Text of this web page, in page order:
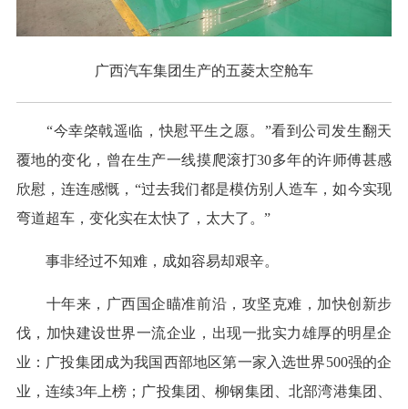
广西汽车集团生产的五菱太空舱车
“今幸棨戟遥临，快慰平生之愿。”看到公司发生翻天
覆地的变化，曾在生产一线摸爬滚打30多年的许师傅甚感
欣慰，连连感慨，“过去我们都是模仿别人造车，如今实现
弯道超车，变化实在太快了，太大了。”
事非经过不知难，成如容易却艰辛。
十年来，广西国企瞄准前沿，攻坚克难，加快创新步
伐，加快建设世界一流企业，出现一批实力雄厚的明星企
业：广投集团成为我国西部地区第一家入选世界500强的企
业，连续3年上榜；广投集团、柳钢集团、北部湾港集团、